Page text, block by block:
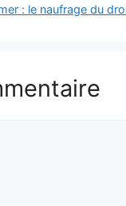
: le naufrage du